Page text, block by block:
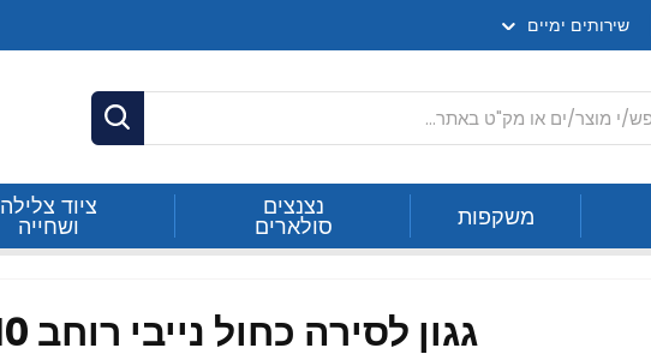
שירותים ימיים
חפש
משקפות נצנצים
סולארים
ציוד צלילה
ושחייה
גגון לסירה כחול נייבי רוחב 200/210